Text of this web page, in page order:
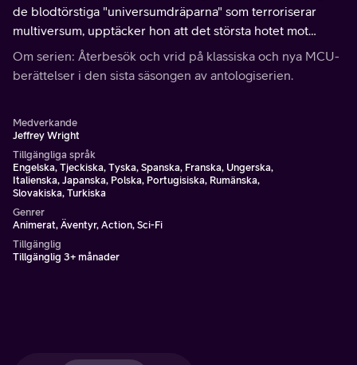
de blodtörstiga "universumdräparna" som terroriserar
multiversum, upptäcker hon att det största hotet mot
existensen kan finnas närmare än väntat.
Om serien: Återbesök och vrid på klassiska och nya MCU-
berättelser i den sista säsongen av antologiserien.
Medverkande
Jeffrey Wright
Tillgängliga språk
Engelska, Tjeckiska, Tyska, Spanska, Franska, Ungerska,
Italienska, Japanska, Polska, Portugisiska, Rumänska,
Slovakiska, Turkiska
Genrer
Animerat, Äventyr, Action, Sci-Fi
Tillgänglig
Tillgänglig 3+ månader